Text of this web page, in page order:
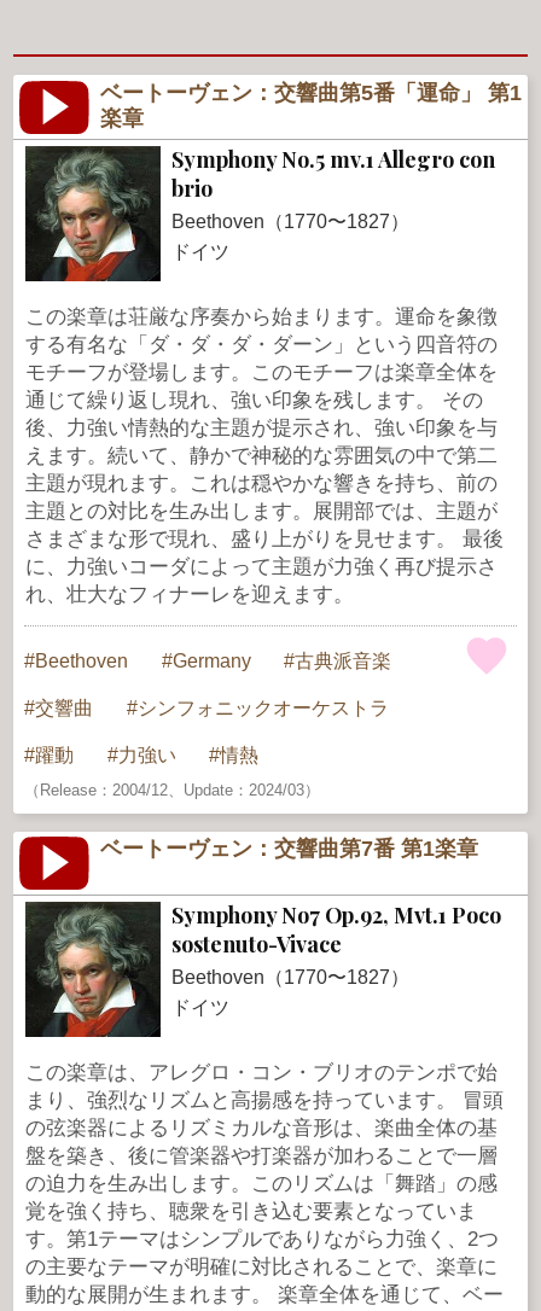
ベートーヴェン：交響曲第5番「運命」 第1
楽章
Symphony No.5 mv.1 Allegro con
brio
Beethoven（1770〜1827）
ドイツ
この楽章は荘厳な序奏から始まります。運命を象徴
する有名な「ダ・ダ・ダ・ダーン」という四音符の
モチーフが登場します。このモチーフは楽章全体を
通じて繰り返し現れ、強い印象を残します。 その
後、力強い情熱的な主題が提示され、強い印象を与
えます。続いて、静かで神秘的な雰囲気の中で第二
主題が現れます。これは穏やかな響きを持ち、前の
主題との対比を生み出します。展開部では、主題が
さまざまな形で現れ、盛り上がりを見せます。 最後
に、力強いコーダによって主題が力強く再び提示さ
れ、壮大なフィナーレを迎えます。
Beethoven Germany 古典派音楽
交響曲 シンフォニックオーケストラ
躍動 力強い 情熱
（Release：2004/12、Update：2024/03）
ベートーヴェン：交響曲第7番 第1楽章
Symphony No7 Op.92, Mvt.1 Poco
sostenuto-Vivace
Beethoven（1770〜1827）
ドイツ
この楽章は、アレグロ・コン・ブリオのテンポで始
まり、強烈なリズムと高揚感を持っています。 冒頭
の弦楽器によるリズミカルな音形は、楽曲全体の基
盤を築き、後に管楽器や打楽器が加わることで一層
の迫力を生み出します。このリズムは「舞踏」の感
覚を強く持ち、聴衆を引き込む要素となっていま
す。第1テーマはシンプルでありながら力強く、2つ
の主要なテーマが明確に対比されることで、楽章に
動的な展開が生まれます。 楽章全体を通じて、ベー